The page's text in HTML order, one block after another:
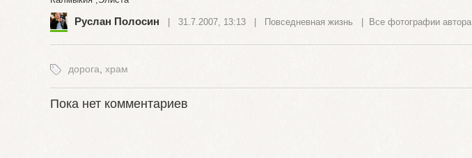
Руслан Полосин | 31.7.2007, 13:13 | Повседневная жизнь Все фотографии автора
дорога храм
Пока нет комментариев